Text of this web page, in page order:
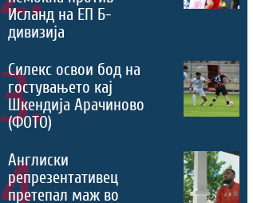
Исланд на ЕП Б-
дивизија
3.
Силекс освои бод на
гостувањето кај
Шкендија Арачиново
(ФОТО)
Англиски
репрезентативец
претепал маж во